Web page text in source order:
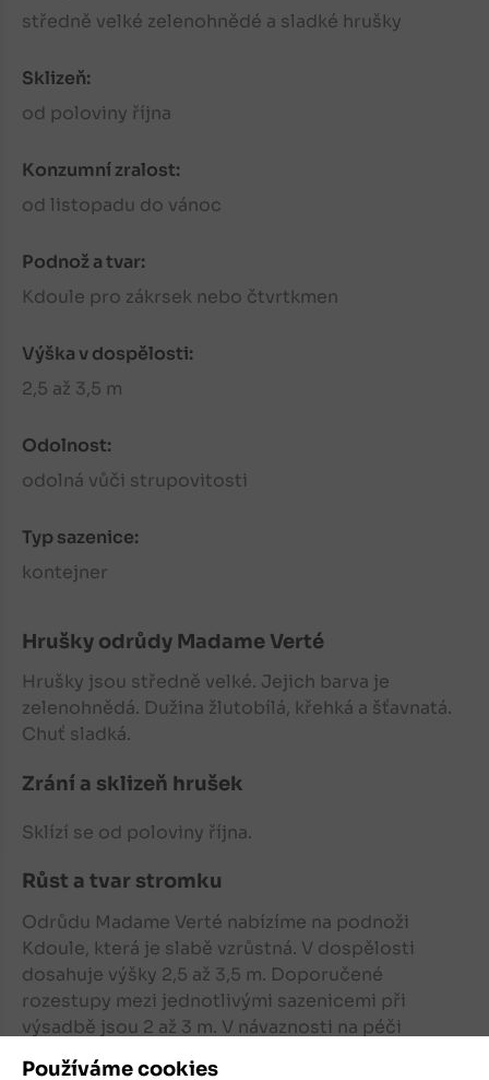
Používáme cookies
středně velké zelenohnědé a sladké hrušky
Sklizeň:
od poloviny října
Konzumní zralost:
od listopadu do vánoc
Podnož a tvar:
Kdoule pro zákrsek nebo čtvrtkmen
Výška v dospělosti:
2,5 až 3,5 m
Odolnost:
odolná vůči strupovitosti
Typ sazenice:
kontejner
Hrušky odrůdy Madame Verté
Hrušky jsou středně velké. Jejich barva je
zelenohnědá. Dužina žlutobílá, křehká a šťavnatá.
Chuť sladká.
Zrání a sklizeň hrušek
Sklízí se od poloviny října.
Růst a tvar stromku
Odrůdu Madame Verté nabízíme na podnoži
Kdoule, která je slabě vzrůstná. V dospělosti
dosahuje výšky 2,5 až 3,5 m. Doporučené
rozestupy mezi jednotlivými sazenicemi při
výsadbě jsou 2 až 3 m. V návaznosti na péči